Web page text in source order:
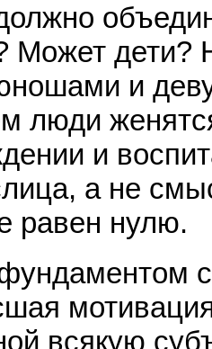
Может дети?
и
люди
и
а не
равен нулю.
всякую